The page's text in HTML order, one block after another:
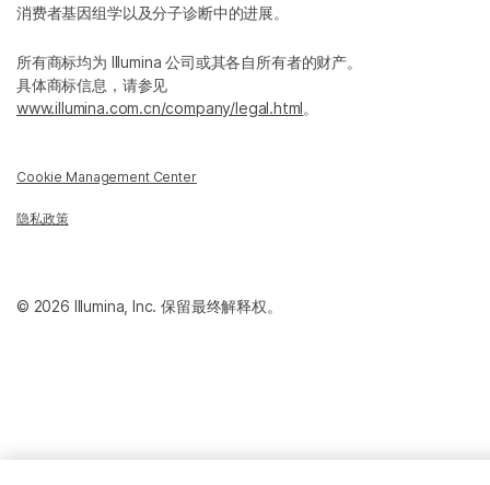
消费者基因组学以及分子诊断中的进展。
所有商标均为 Illumina 公司或其各自所有者的财产。
具体商标信息，请参见
www.illumina.com.cn/company/legal.html。
Cookie Management Center
隐私政策
© 2026 Illumina, Inc. 保留最终解释权。